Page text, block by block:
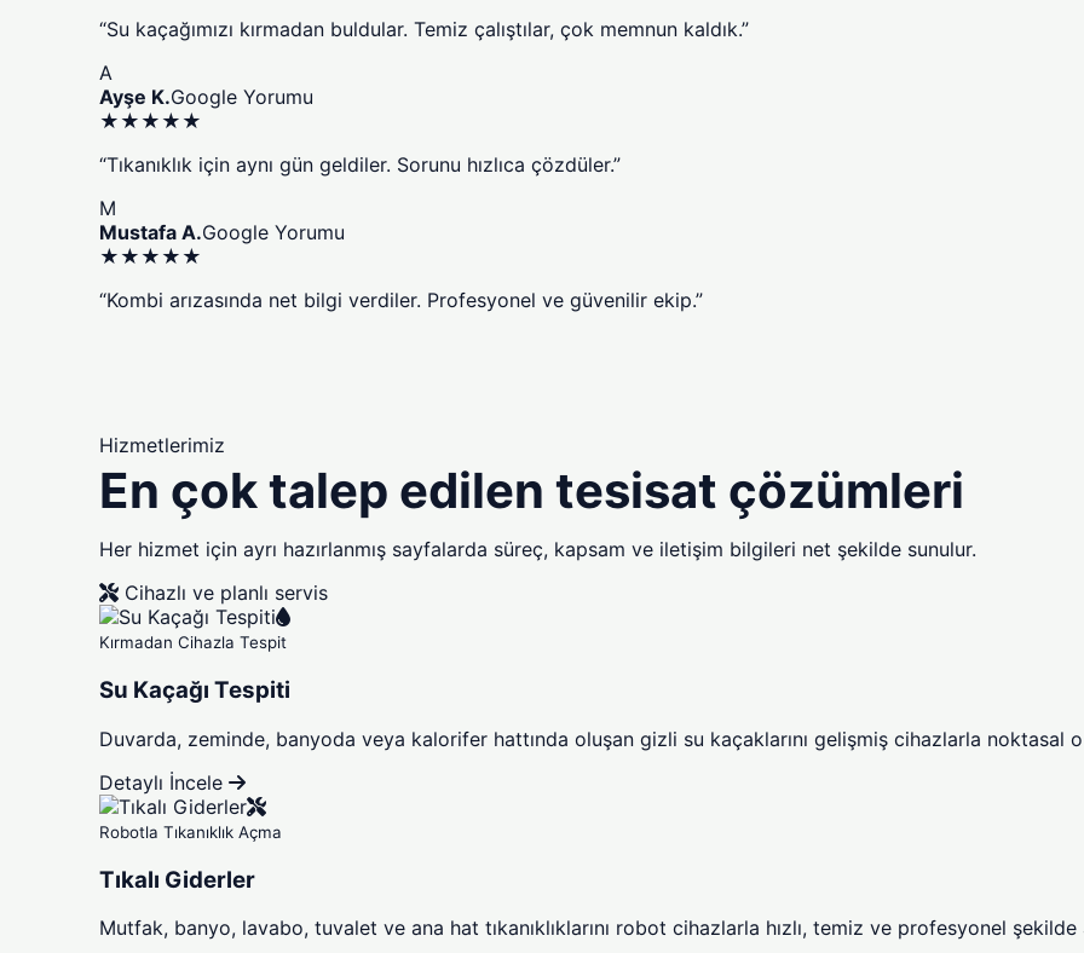
“Su kaçağımızı kırmadan buldular. Temiz çalıştılar, çok memnun kaldık.”
A
Ayşe K.Google Yorumu
★★★★★
“Tıkanıklık için aynı gün geldiler. Sorunu hızlıca çözdüler.”
M
Mustafa A.Google Yorumu
★★★★★
“Kombi arızasında net bilgi verdiler. Profesyonel ve güvenilir ekip.”
Hizmetlerimiz
En çok talep edilen tesisat çözümleri
Her hizmet için ayrı hazırlanmış sayfalarda süreç, kapsam ve iletişim bilgileri net şekilde sunulur.
Cihazlı ve planlı servis
Kırmadan Cihazla Tespit
Su Kaçağı Tespiti
Duvarda, zeminde, banyoda veya kalorifer hattında oluşan gizli su kaçaklarını gelişmiş cihazlarla noktasal
Detaylı İncele
Robotla Tıkanıklık Açma
Tıkalı Giderler
Mutfak, banyo, lavabo, tuvalet ve ana hat tıkanıklıklarını robot cihazlarla hızlı, temiz ve profesyonel şekilde